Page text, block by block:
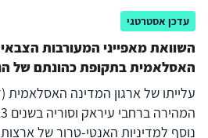
עדכן אסטרטגי
השוואת מאפייני המעורבות
האסלאמית בתקופת כהונתם של
ודונלד טראמפ 2020-2014
עלייתו של ארגון המדינה